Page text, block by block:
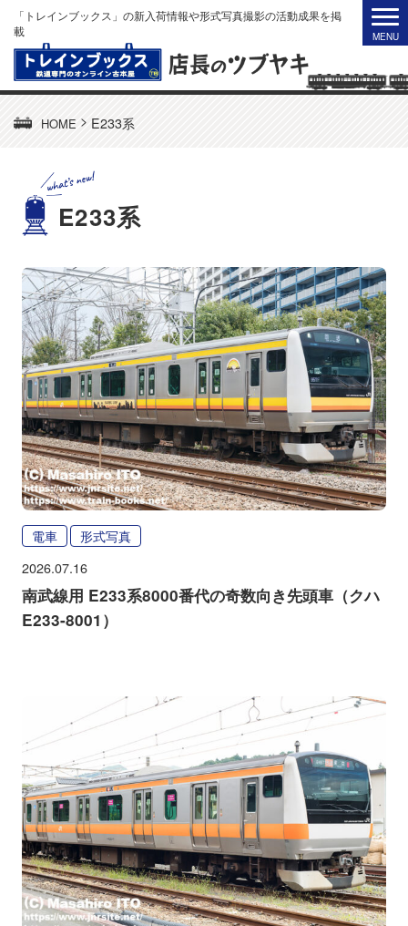
「トレインブックス」の新入荷情報や形式写真撮影の活動成果を掲
載
HOME > E233系
E233系
電車 形式写真
2026.07.16
南武線用 E233系8000番代の奇数向き先頭車（クハ
E233-8001）